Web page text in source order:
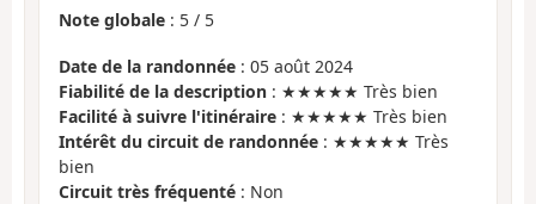
Note globale : 5 / 5
Date de la randonnée : 05 août 2024
Fiabilité de la description : ★★★★★ Très bien
Facilité à suivre l'itinéraire : ★★★★★ Très bien
Intérêt du circuit de randonnée : ★★★★★ Très
bien
Circuit très fréquenté : Non